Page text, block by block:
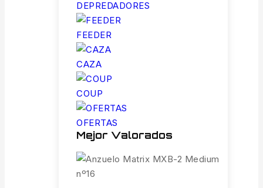
DEPREDADORES
FEEDER
CAZA
COUP
OFERTAS
Mejor Valorados